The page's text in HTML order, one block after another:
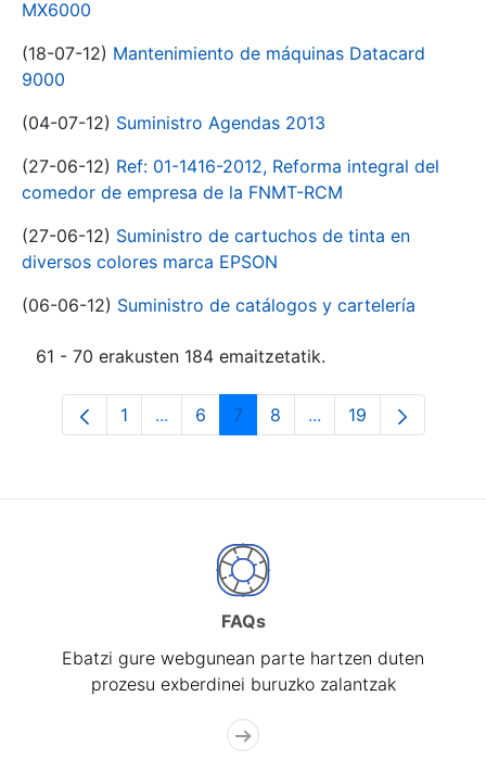
MX6000
(18-07-12) Mantenimiento de máquinas Datacard
9000
(04-07-12) Suministro Agendas 2013
(27-06-12) Ref: 01-1416-2012, Reforma integral del
comedor de empresa de la FNMT-RCM
(27-06-12) Suministro de cartuchos de tinta en
diversos colores marca EPSON
(06-06-12) Suministro de catálogos y cartelería
61 - 70 erakusten 184 emaitzetatik.
Orrialdea
1 ...Intermediate Pages Use TAB to
Orrialdea
6 Orrialdea
7 Orrialdea
8 ...Intermediate Pages
Orrialdea
19
FAQs
Ebatzi gure webgunean parte hartzen duten
prozesu exberdinei buruzko zalantzak